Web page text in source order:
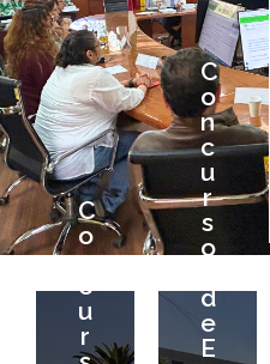
C
o
n
c
u
r
C
o
n
c
r
s
o
C
o
n
c
u
r
s
o
d
e
E
C
o
n
c
u
r
s
o
s
e
E
v